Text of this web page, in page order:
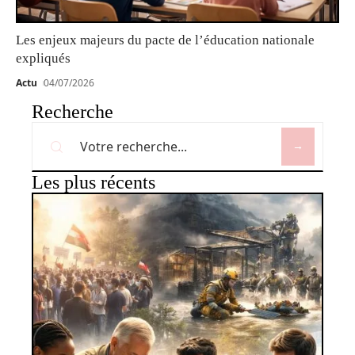
Les enjeux majeurs du pacte de l’éducation nationale
expliqués
Actu 04/07/2026
Recherche
Les plus récents